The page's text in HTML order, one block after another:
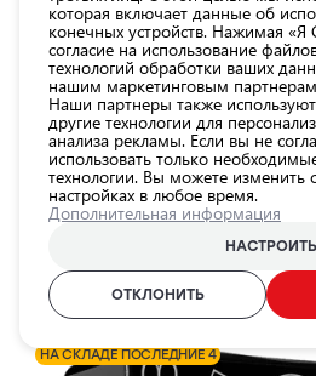
Главная Категории Магазин Лампы
Ксеноновая лампа
4800K, серия
EINPARTS / 25-1428 / D2S
ID продукта:25-1428
EAN-код:
5902537802896
НА СКЛАДЕ ПОСЛЕДНИЕ 4
Лампы для
автомобильных
Внешнее
освещение
автомобиля
Освещение
автомобиля
Аксессуары
освещения
которая включает данные об
конечных устройств. Нажимая «Я
согласие на использование
технологий обработки ваших
нашим маркетинговым
Наши партнеры также
другие технологии для
анализа рекламы. Если вы не
использовать только
технологии. Вы можете изменить
настройках в любое время.
Дополнительная информация
НАСТРОИТЬ
ОТКЛОНИТЬ